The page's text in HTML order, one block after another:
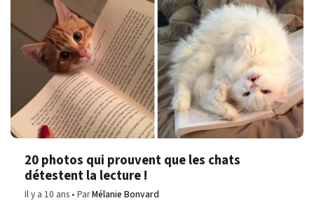
20 photos qui prouvent que les chats
détestent la lecture !
Il y a 10 ans ParMélanie Bonvard